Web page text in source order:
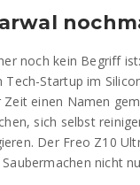
noch kein Begriff
Startup im
Zeit einen Namen
sich selbst
Der Freo Z10
nicht